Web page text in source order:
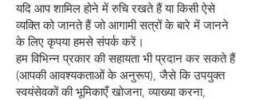
यदि आप शामिल होने में रुचि रखते हैं या किसी ऐसे
व्यक्ति को जानते हैं जो आगामी सत्रों के बारे में जानने
के लिए कृपया हमसे संपर्क करें।
हम विभिन्न प्रकार की सहायता भी प्रदान कर सकते हैं
(आपकी आवश्यकताओं के अनुरूप), जैसे कि उपयुक्त
स्वयंसेवकों की भूमिकाएँ खोजना, व्याख्या करना,